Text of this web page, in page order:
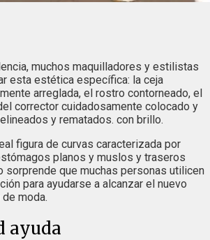
muchos maquilladores y estilistas
esta estética específica: la ceja
arreglada, el rostro contorneado, el
corrector cuidadosamente colocado y
y rematados. con brillo.
figura de curvas caracterizada por
planos y muslos y traseros
sorprende que muchas personas utilicen
para ayudarse a alcanzar el nuevo
moda.
ayuda